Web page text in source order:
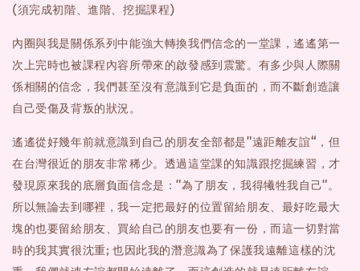
(須完成初階、進階、挖掘課程)
內圈與我是關係系列中能強大轉換我們信念的一堂課，遙遙第一
次上完時也被課程內容所帶來的啟發感到震驚。有多少與人際關
係相關的信念，我們甚至沒有意識到它是負面的，而不斷創造讓
自己受傷及背叛的狀況。
遙遙從好幾年前就意識到自己的朋友全部都是"遠距離友誼“，但
在台灣很近的朋友非常稀少。透過這堂課的知識跟挖掘練習，才
發現原來我的底層負面信念是："為了朋友，我得犧牲我自己"。
所以無論去到哪裡，我一定把最好的位置留給朋友、最好吃最大
塊的也要留給朋友、買給自己的朋友也要有一份，而這一切對當
時的我其實很沈重; 也因此我的潛意識為了保護我遠離這樣的沈